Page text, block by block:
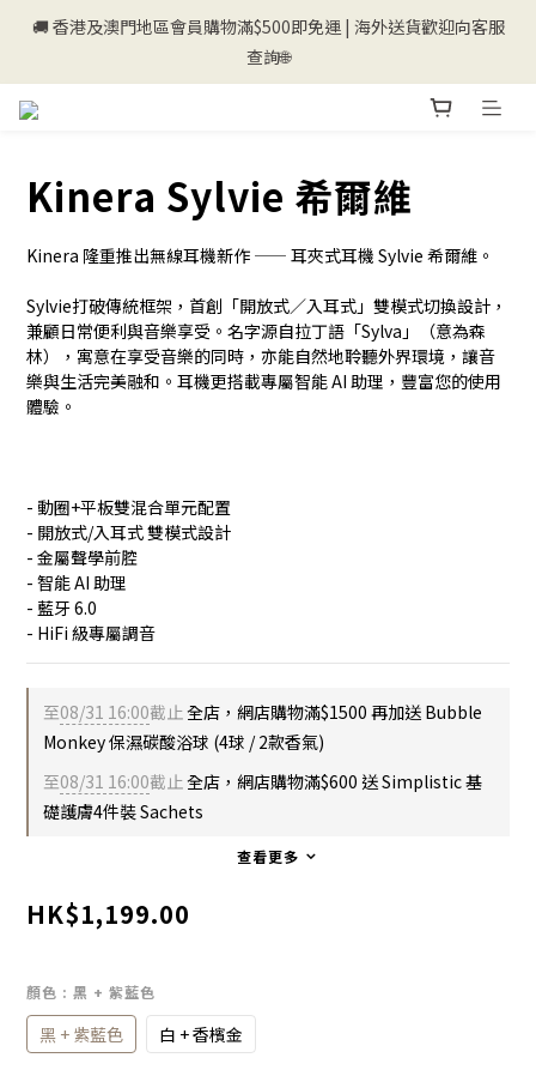
💰新登記會員即送50購物金💰
🚚 香港及澳門地區會員購物滿$500即免運 | 海外送貨歡迎向客服
查詢🌐
Kinera Sylvie 希爾維
Kinera 隆重推出無線耳機新作 —— 耳夾式耳機 Sylvie 希爾維。
Sylvie打破傳統框架，首創「開放式／入耳式」雙模式切換設計，
兼顧日常便利與音樂享受。名字源自拉丁語「Sylva」（意為森
林），寓意在享受音樂的同時，亦能自然地聆聽外界環境，讓音
樂與生活完美融和。耳機更搭載專屬智能 AI 助理，豐富您的使用
體驗。
- 動圈+平板雙混合單元配置
- 開放式/入耳式 雙模式設計
- 金屬聲學前腔
- 智能 AI 助理
- 藍牙 6.0
- HiFi 級專屬調音
至08/31 16:00截止全店，網店購物滿$1500 再加送 Bubble
Monkey 保濕碳酸浴球 (4球 / 2款香氣)
至08/31 16:00截止全店，網店購物滿$600 送 Simplistic 基
礎護膚4件裝 Sachets
查看更多
HK$1,199.00
顏色 : 黑 + 紫藍色
黑 + 紫藍色 白 + 香檳金